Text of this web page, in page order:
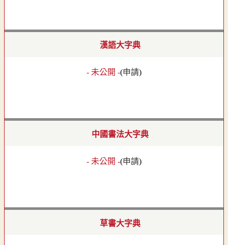
漢語大字典
- 未公開 -(申請)
中國書法大字典
- 未公開 -(申請)
草書大字典